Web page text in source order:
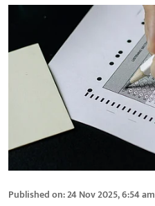
Published on:24 Nov 2025, 6:54 am